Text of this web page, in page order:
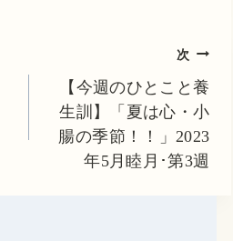
次
【今週のひとこと養
生訓】「夏は心・小
腸の季節！！」2023
年5月睦月･第3週